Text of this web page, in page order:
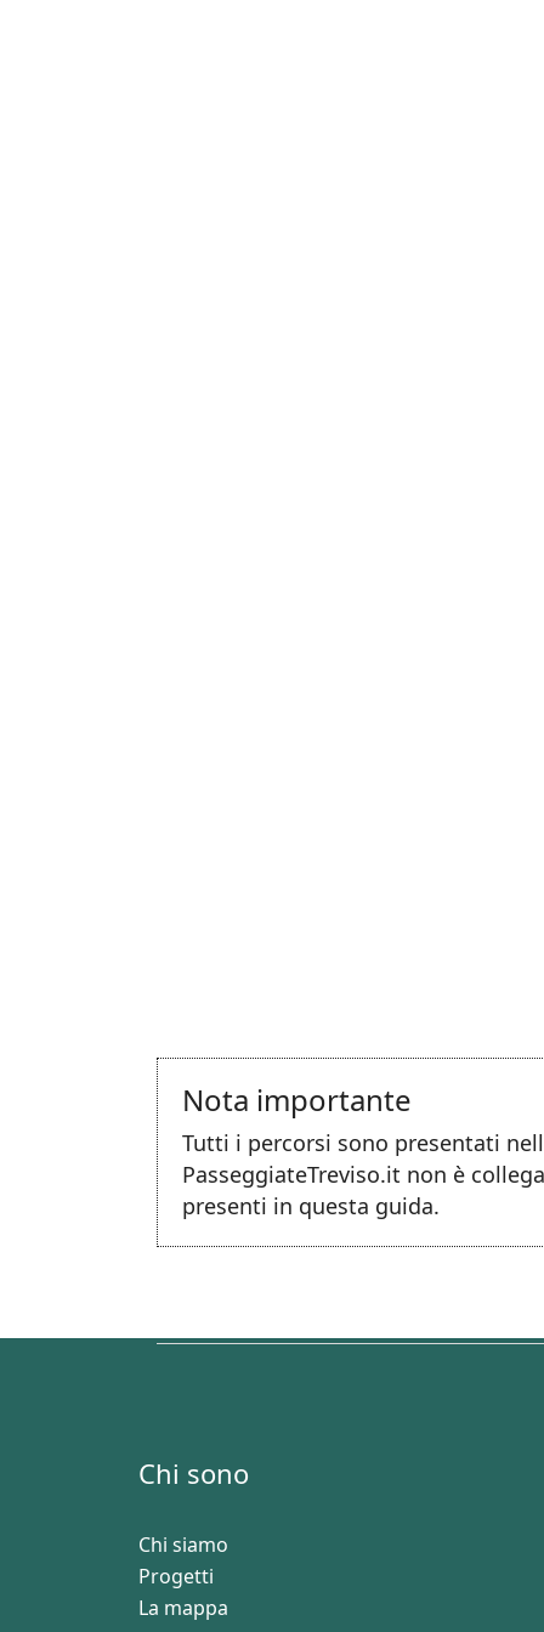
Nota importante
Tutti i percorsi sono presentati
PasseggiateTreviso.it non è
presenti in questa guida.
Chi sono
Chi siamo
Progetti
La mappa